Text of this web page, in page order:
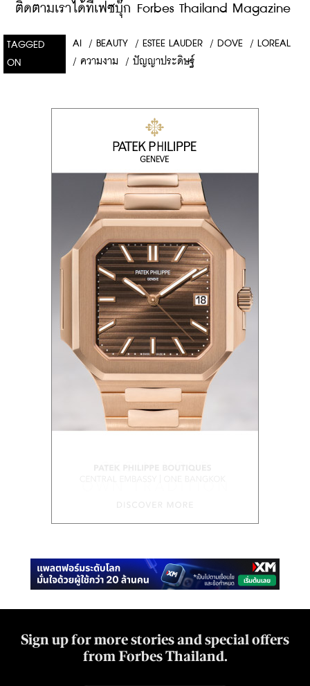
ติดตามเราได้ที่เฟซบุ๊ก Forbes Thailand Magazine
TAGGED
ON
AI / BEAUTY / ESTEE LAUDER / DOVE /
LOREAL
/ ความงาม / ปัญญาประดิษฐ์
Sign up for more stories and special offers
from Forbes Thailand.